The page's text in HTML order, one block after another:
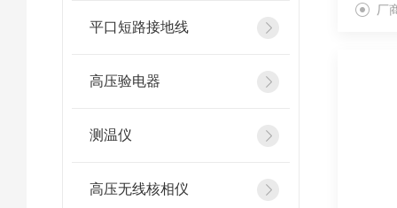
平口短路接地线
高压验电器
测温仪
高压无线核相仪
厂